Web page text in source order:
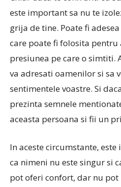
este important sa nu te
grija de tine. Poate fi
care poate fi folosita pentru
presiunea pe care o simtiti.
va adresati oamenilor si sa
sentimentele voastre. Si
prezinta semnele
aceasta persoana si fii un
In aceste circumstante,
ca nimeni nu este singur si
pot oferi confort, dar nu